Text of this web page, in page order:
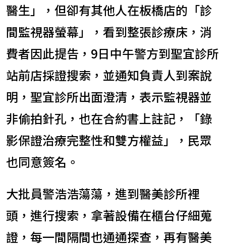
醫生」，但卻有其他人在板橋店的「診
間監視器螢幕」，看到整張診療床，消
費者因此提告，9日中午警方到聖宜診所
站前店採證搜索，並通知負責人到案說
明，聖宜診所出面澄清，表示監視器並
非偷拍針孔，也在合約書上註記，「錄
影保證治療完整性和雙方權益」，民眾
也同意簽名。
大批員警浩浩蕩蕩，進到醫美診所裡
頭，進行搜索，拿著設備在櫃台仔細蒐
證，每一間隔間也通通探查，再有醫美